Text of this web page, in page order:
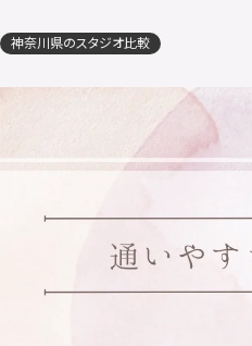
神奈川県のスタジオ比較